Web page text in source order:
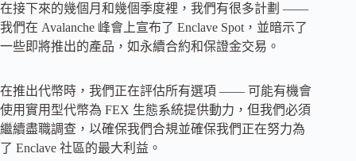
在接下來的幾個月和幾個季度裡，我們有很多計劃 ——
我們在 Avalanche 峰會上宣布了 Enclave Spot，並暗示了
一些即將推出的產品，如永續合約和保證金交易。
在推出代幣時，我們正在評估所有選項 —— 可能有機會
使用實用型代幣為 FEX 生態系統提供動力，但我們必須
繼續盡職調查，以確保我們合規並確保我們正在努力為
了 Enclave 社區的最大利益。